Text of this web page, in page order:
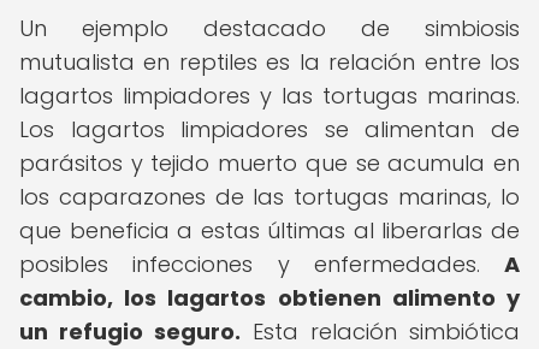
Un ejemplo destacado de simbiosis
mutualista en reptiles es la relación entre los
lagartos limpiadores y las tortugas marinas.
Los lagartos limpiadores se alimentan de
parásitos y tejido muerto que se acumula en
los caparazones de las tortugas marinas, lo
que beneficia a estas últimas al liberarlas de
posibles infecciones y enfermedades. A
cambio, los lagartos obtienen alimento y
un refugio seguro. Esta relación simbiótica